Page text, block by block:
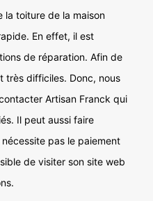
la toiture de la maison
En effet, il est
de réparation. Afin de
très difficiles. Donc, nous
Artisan Franck qui
Il peut aussi faire
pas le paiement
de visiter son site web